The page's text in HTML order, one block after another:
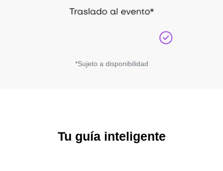
*Sujeto a disponibilidad
Tu guía inteligente